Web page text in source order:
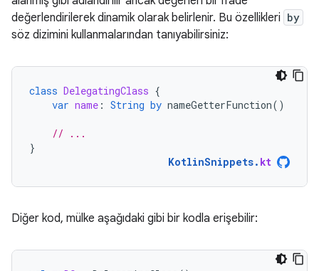
değerlendirilerek dinamik olarak belirlenir. Bu özellikleri by
söz dizimini kullanmalarından tanıyabilirsiniz:
class DelegatingClass {
var name : String by nameGetterFunction()
// ...
}
KotlinSnippets. kt
Diğer kod, mülke aşağıdaki gibi bir kodla erişebilir: